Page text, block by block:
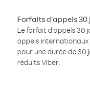
Forfaits d'appels 30
Le forfait d'appels 30
appels
pour une durée de
réduits Viber.